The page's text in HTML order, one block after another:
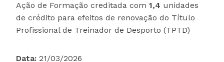
Ação de Formação creditada com 1,4 unidades
de crédito para efeitos de renovação do Título
Profissional de Treinador de Desporto (TPTD)
Data: 21/03/2026